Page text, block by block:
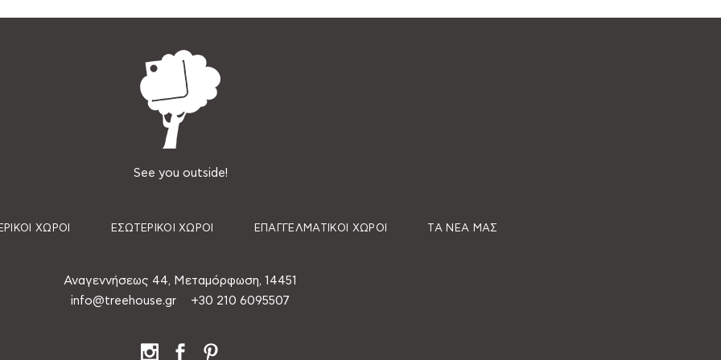
See you outside!
ΧΏΡΟΙ ΕΣΩΤΕΡΙΚΟΊ ΧΏΡΟΙ ΕΠΑΓΓΕΛΜΑΤΙΚΟΊ ΧΏΡΟΙ ΤΑ ΝΈΑ ΜΑΣ
Αναγεννήσεως 44, Μεταμόρφωση, 14451
info@treehouse.gr
+30 210 6095507